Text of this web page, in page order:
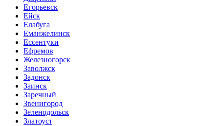
Егорьевск
Ейск
Елабуга
Еманжелинск
Ессентуки
Ефремов
Железногорск
Заволжск
Задонск
Заинск
Заречный
Звенигород
Зеленодольск
Златоуст